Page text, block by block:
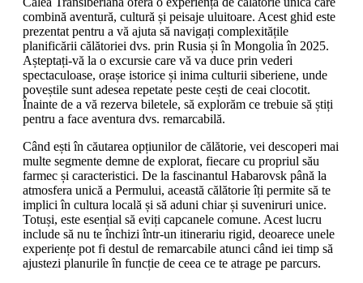
combină aventură, cultură și peisaje uluitoare. Acest ghid este
prezentat pentru a vă ajuta să navigați complexitățile
planificării călătoriei dvs. prin Rusia și în Mongolia în 2025.
Așteptați-vă la o excursie care vă va duce prin vederi
spectaculoase, orașe istorice și inima culturii siberiene, unde
poveștile sunt adesea repetate peste cești de ceai clocotit.
Înainte de a vă rezerva biletele, să explorăm ce trebuie să știți
pentru a face aventura dvs. remarcabilă.
Când ești în căutarea opțiunilor de călătorie, vei descoperi mai
multe segmente demne de explorat, fiecare cu propriul său
farmec și caracteristici. De la fascinantul Habarovsk până la
atmosfera unică a Permului, această călătorie îți permite să te
implici în cultura locală și să aduni chiar și suveniruri unice.
Totuși, este esențial să eviți capcanele comune. Acest lucru
include să nu te închizi într-un itinerariu rigid, deoarece unele
experiențe pot fi destul de remarcabile atunci când iei timp să
ajustezi planurile în funcție de ceea ce te atrage pe parcurs.